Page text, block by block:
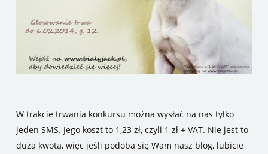
W trakcie trwania konkursu można wysłać na nas tylko
jeden SMS. Jego koszt to 1,23 zł, czyli 1 zł + VAT. Nie jest to
duża kwota, więc jeśli podoba się Wam nasz blog, lubicie